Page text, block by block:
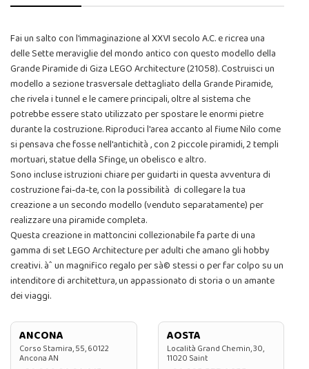
Fai un salto con l'immaginazione al XXVI secolo A.C. e ricrea una
delle Sette meraviglie del mondo antico con questo modello della
Grande Piramide di Giza LEGO Architecture (21058). Costruisci un
modello a sezione trasversale dettagliato della Grande Piramide,
che rivela i tunnel e le camere principali, oltre al sistema che
potrebbe essere stato utilizzato per spostare le enormi pietre
durante la costruzione. Riproduci l'area accanto al fiume Nilo come
si pensava che fosse nell'antichità , con 2 piccole piramidi, 2 templi
mortuari, statue della Sfinge, un obelisco e altro.
Sono incluse istruzioni chiare per guidarti in questa avventura di
costruzione fai-da-te, con la possibilità di collegare la tua
creazione a un secondo modello (venduto separatamente) per
realizzare una piramide completa.
Questa creazione in mattoncini collezionabile fa parte di una
gamma di set LEGO Architecture per adulti che amano gli hobby
creativi. àˆ un magnifico regalo per sà© stessi o per far colpo su un
intenditore di architettura, un appassionato di storia o un amante
dei viaggi.
ANCONA
Corso Stamira, 55, 60122
Ancona AN
AOSTA
Località Grand Chemin, 30,
11020 Saint